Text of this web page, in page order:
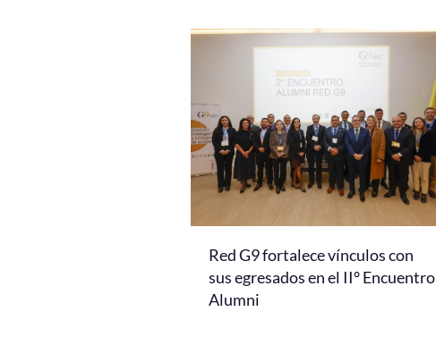
Red G9 fortalece vínculos con
sus egresados en el II° Encuentro
Alumni